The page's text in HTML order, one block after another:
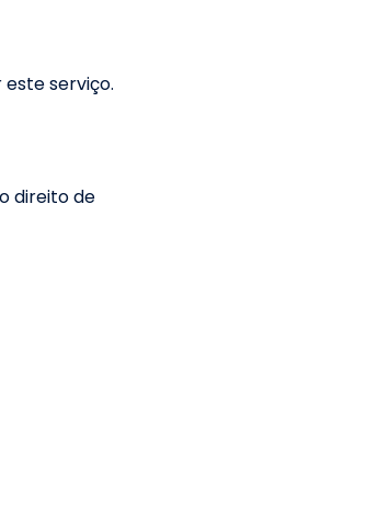
serviço.
direito de